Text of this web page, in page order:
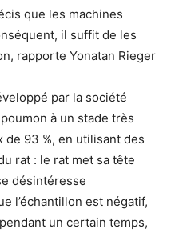
que les machines
il suffit de les
rapporte Yonatan Rieger
par la société
à un stade très
de 93 %, en utilisant des
rat : le rat met sa tête
désintéresse
l’échantillon est négatif,
un certain temps,